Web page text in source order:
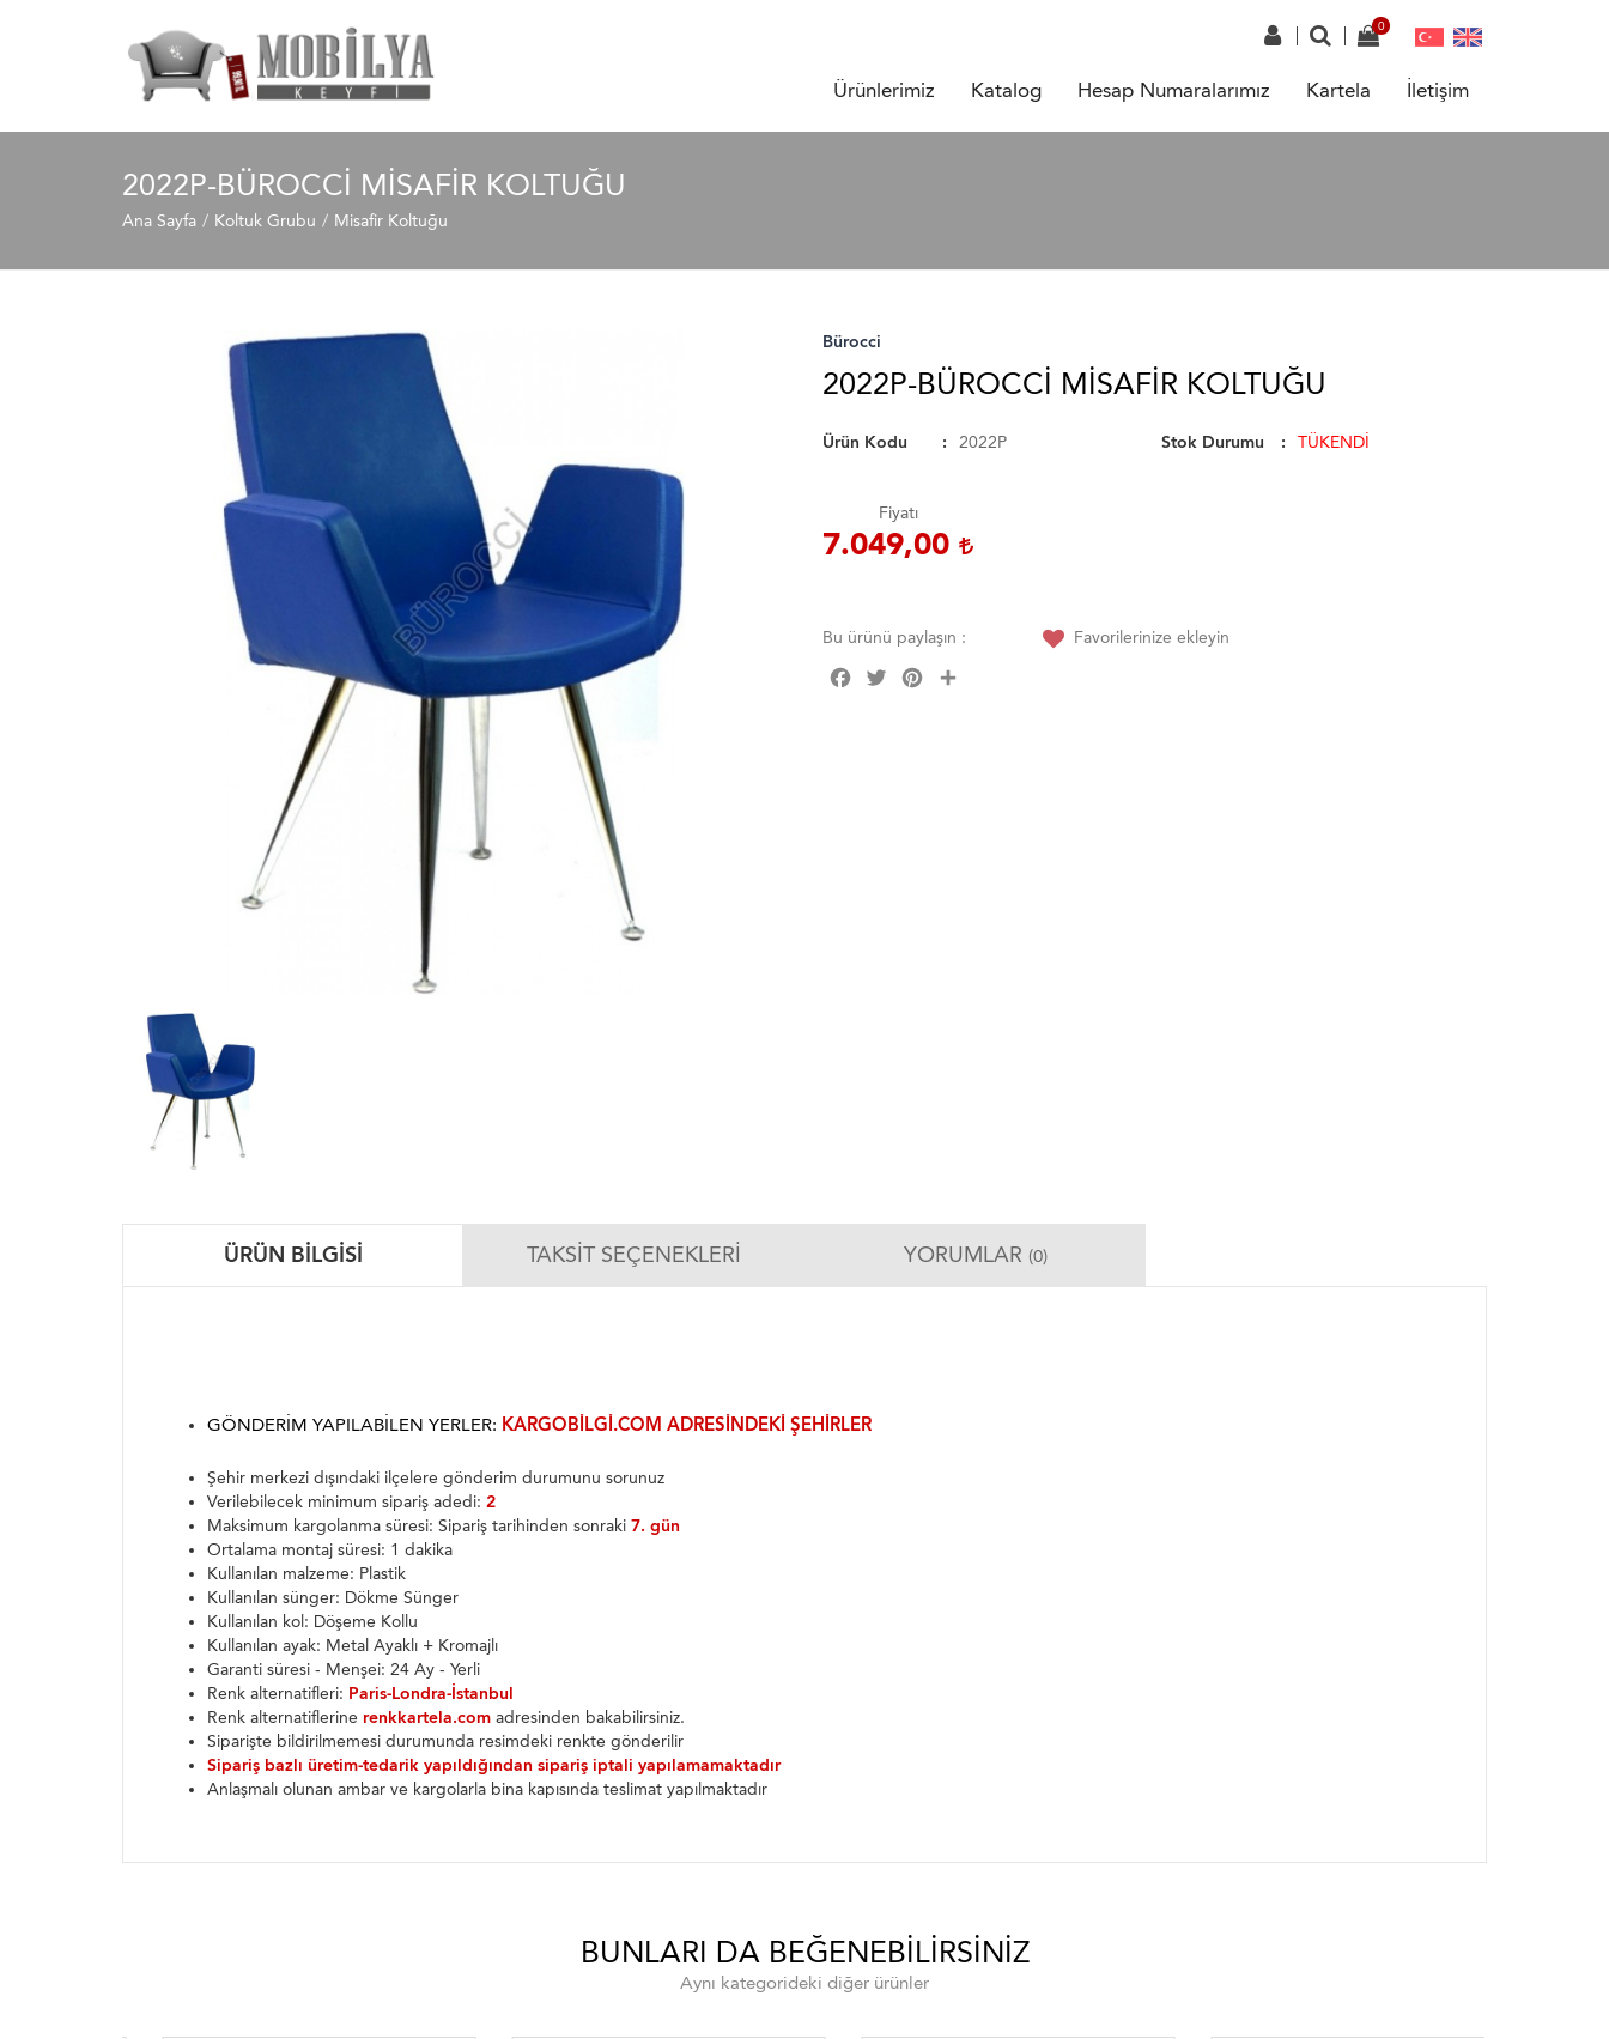
Ürünlerimiz Katalog Hesap Numaralarımız Kartela İletişim
2022P-BÜROCCI MISAFIR KOLTUĞU
Ana Sayfa Koltuk Grubu Misafir Koltuğu
Bürocci
2022P-BÜROCCI MISAFIR KOLTUĞU
Ürün Kodu 2022P Stok Durumu TÜKENDİ
Fiyatı
7.049,00
Bu ürünü paylaşın :
FacebookTwitterPinterest
Favorilerinize ekleyin
ÜRÜN BILGISI TAKSIT SEÇENEKLERI YORUMLAR (0)
GÖNDERIM YAPILABILEN YERLER: KARGOBILGI.COM ADRESINDEKI ŞEHIRLER
Şehir merkezi dışındaki ilçelere gönderim durumunu sorunuz
Verilebilecek minimum sipariş adedi: 2
Maksimum kargolanma süresi: Sipariş tarihinden sonraki 7. gün
Ortalama montaj süresi: 1 dakika
Kullanılan malzeme: Plastik
Kullanılan sünger: Dökme Sünger
Kullanılan kol: Döşeme Kollu
Kullanılan ayak: Metal Ayaklı + Kromajlı
Garanti süresi - Menşei: 24 Ay - Yerli
Renk alternatifleri: Paris-Londra-İstanbul
Renk alternatiflerine renkkartela.com adresinden bakabilirsiniz.
Siparişte bildirilmemesi durumunda resimdeki renkte gönderilir
Sipariş bazlı üretim-tedarik yapıldığından sipariş iptali yapılamamaktadır
Anlaşmalı olunan ambar ve kargolarla bina kapısında teslimat yapılmaktadır
BUNLARI DA BEĞENEBILIRSINIZ
Aynı kategorideki diğer ürünler